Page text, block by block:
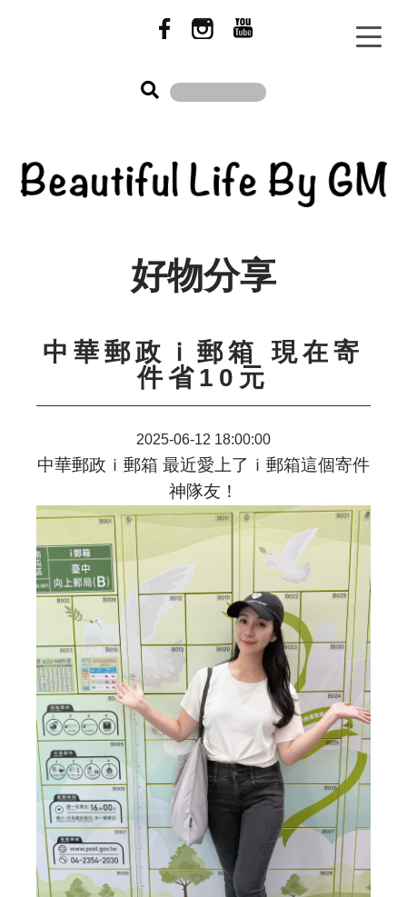
好物分享
中華郵政ｉ郵箱 現在寄
件省10元
2025-06-12 18:00:00
中華郵政ｉ郵箱 最近愛上了ｉ郵箱這個寄件
神隊友！